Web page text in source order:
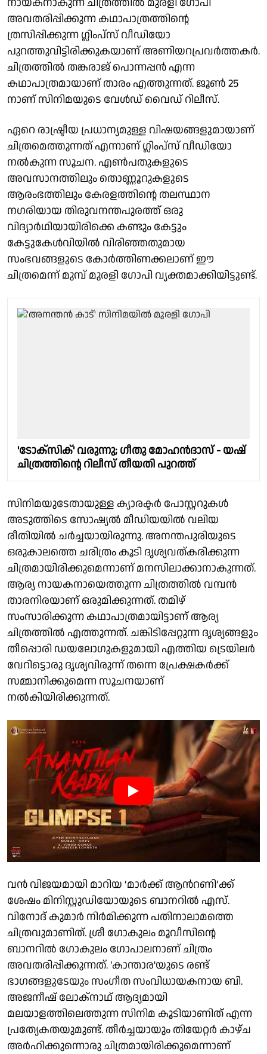
അവതരിപ്പിക്കുന്ന കഥാപാത്രത്തിന്റെ
ത്രസിപ്പിക്കുന്ന ഗ്ലിംപ്സ് വീഡിയോ
പുറത്തുവിട്ടിരിക്കുകയാണ് അണിയറപ്രവർത്തകർ.
ചിത്രത്തിൽ തങ്കരാജ് പൊന്നപ്പൻ എന്ന
കഥാപാത്രമായാണ് താരം എത്തുന്നത്. ജൂൺ 25
നാണ് സിനിമയുടെ വേൾഡ് വൈഡ് റിലീസ്.
ഏറെ രാഷ്ട്രീയ പ്രധാന്യമുള്ള വിഷയങ്ങളുമായാണ്
ചിത്രമെത്തുന്നത് എന്നാണ് ഗ്ലിംപ്സ് വീഡിയോ
നൽകുന്ന സൂചന. എൺപതുകളുടെ
അവസാനത്തിലും തൊണ്ണൂറുകളുടെ
ആരംഭത്തിലും കേരളത്തിന്റെ തലസ്ഥാന
നഗരിയായ തിരുവനന്തപുരത്ത് ഒരു
വിദ്യാർഥിയായിരിക്കെ കണ്ടും കേട്ടും
കേട്ടുകേള്‍വിയിൽ വിരിഞ്ഞതുമായ
സംഭവങ്ങളുടെ കോര്‍ത്തിണക്കലാണ് ഈ
ചിത്രമെന്ന് മുമ്പ് മുരളി ഗോപി വ്യക്തമാക്കിയിട്ടുണ്ട്.
'ടോക്‌സിക്' വരുന്നു; ഗീതു മോഹൻദാസ് - യഷ്
ചിത്രത്തിന്റെ റിലീസ് തീയതി പുറത്ത്
സിനിമയുടേതായുള്ള ക്യാരക്ടർ പോസ്റ്ററുകള്‍
അടുത്തിടെ സോഷ്യൽ മീഡിയയിൽ വലിയ
രീതിയിൽ ചർച്ചയായിരുന്നു. അനന്തപുരിയുടെ
ഒരുകാലത്തെ ചരിത്രം കൂടി ദൃശ്യവത്കരിക്കുന്ന
ചിത്രമായിരിക്കുമെന്നാണ് മനസിലാക്കാനാകുന്നത്.
ആര്യ നായകനായെത്തുന്ന ചിത്രത്തിൽ വമ്പൻ
താരനിരയാണ് ഒരുമിക്കുന്നത്. തമിഴ്
സംസാരിക്കുന്ന കഥാപാത്രമായിട്ടാണ് ആര്യ
ചിത്രത്തിൽ എത്തുന്നത്. ചങ്കിടിപ്പേറ്റുന്ന ദൃശ്യങ്ങളും
തീപ്പൊരി ഡയലോഗുകളുമായി എത്തിയ ട്രെയിലർ
വേറിട്ടൊരു ദൃശ്യവിരുന്ന് തന്നെ പ്രേക്ഷകർക്ക്
സമ്മാനിക്കുമെന്ന സൂചനയാണ്
നൽകിയിരിക്കുന്നത്.
വൻ വിജയമായി മാറിയ ‘മാർക്ക് ആന്‍റണി’ക്ക്
ശേഷം മിനിസ്റ്റുഡിയോയുടെ ബാനറിൽ എസ്.
വിനോദ് കുമാർ നിർമിക്കുന്ന പതിനാലാമത്തെ
ചിത്രവുമാണിത്. ശ്രീ ഗോകുലം മൂവീസിൻ്റെ
ബാനറിൽ ഗോകുലം ഗോപാലനാണ് ചിത്രം
അവതരിപ്പിക്കുന്നത്. 'കാന്താര'യുടെ രണ്ട്
ഭാഗങ്ങളുടേയും സംഗീത സംവിധായകനായ ബി.
അജനീഷ് ലോക്നാഥ് ആദ്യമായി
മലയാളത്തിലെത്തുന്ന സിനിമ കൂടിയാണിത് എന്ന
പ്രത്യേകതയുമുണ്ട്. തീ‍ർച്ചയായും തിയേറ്റർ കാഴ്ച
അർഹിക്കുന്നൊരു ചിത്രമായിരിക്കുമെന്നാണ്